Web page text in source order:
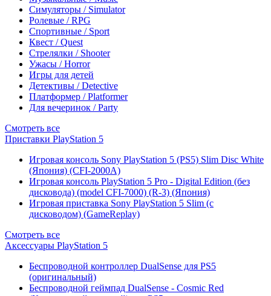
Симуляторы / Simulator
Ролевые / RPG
Спортивные / Sport
Квест / Quest
Стрелялки / Shooter
Ужасы / Horror
Игры для детей
Детективы / Detective
Платформер / Platformer
Для вечеринок / Party
Смотреть все
Приставки PlayStation 5
Игровая консоль Sony PlayStation 5 (PS5) Slim Disc White
(Япония) (CFI-2000A)
Игровая консоль PlayStation 5 Pro - Digital Edition (без
дисковода) (model CFI-7000) (R-3) (Япония)
Игровая приставка Sony PlayStation 5 Slim (с
дисководом) (GameReplay)
Смотреть все
Аксессуары PlayStation 5
Беспроводной контроллер DualSense для PS5
(оригинальный)
Беспроводной геймпад DualSense - Cosmic Red